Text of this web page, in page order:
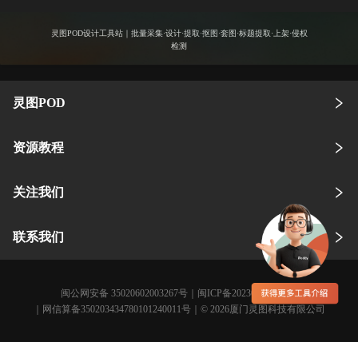
灵图POD设计工具站｜批量采集·设计·提取·抠图·套图·标题提取·上架·侵权
检测
灵图POD
资源教程
关注我们
联系我们
闽公网安备 35020602003267号
闽ICP备2023005359号-3
｜网信算备350203434780101240011号｜© 2026厦门灵图科技有限公司